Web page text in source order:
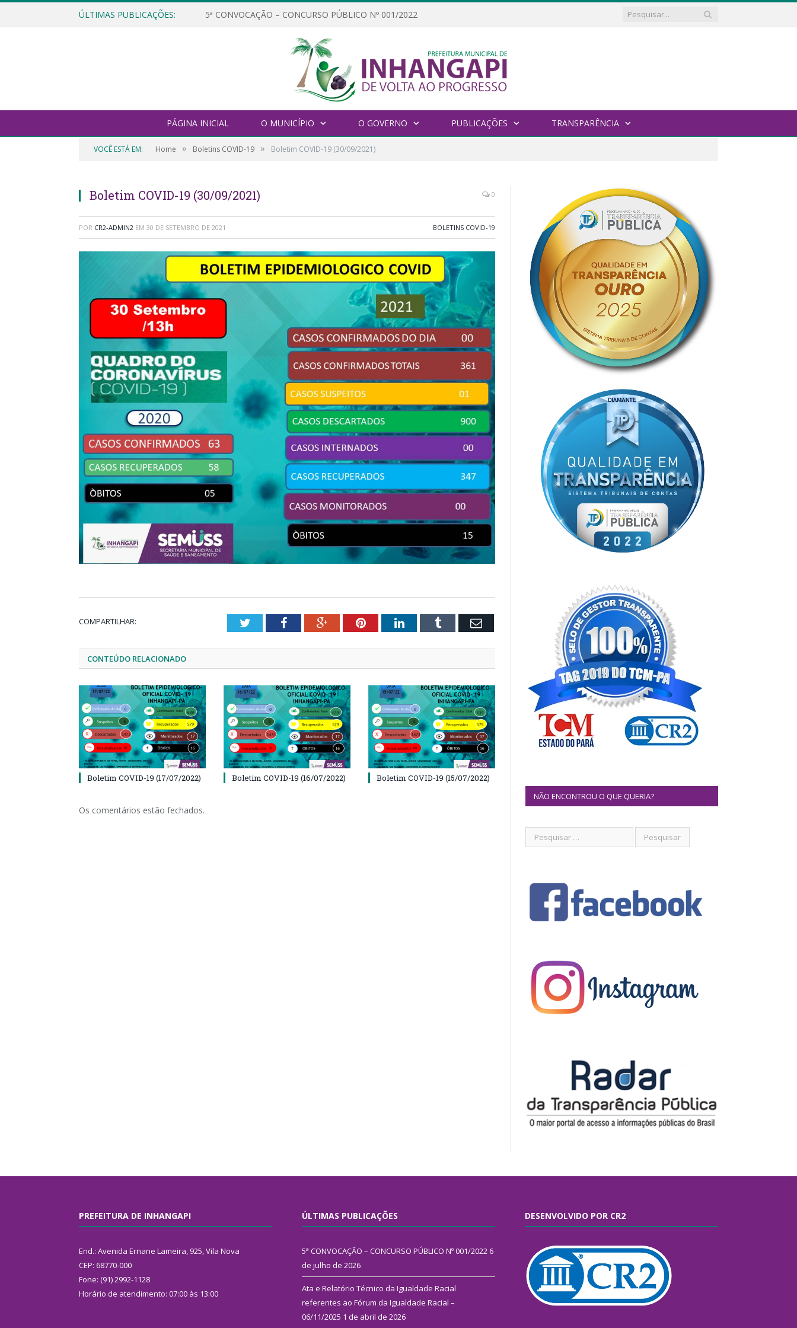
ÚLTIMAS PUBLICAÇÕES: 5ª CONVOCAÇÃO – CONCURSO PÚBLICO Nº 001/2022
PÁGINA INICIAL O MUNICÍPIO O GOVERNO PUBLICAÇÕES TRANSPARÊNCIA
VOCÊ ESTÁ EM: Home » Boletins COVID-19 » Boletim COVID-19 (30/09/2021)
Boletim COVID-19 (30/09/2021) 0
POR CR2-ADMIN2 EM 30 DE SETEMBRO DE 2021 BOLETINS COVID-19
COMPARTILHAR: TwitterFacebookGoogle+PinterestLinkedInTumblr Email
CONTEÚDO RELACIONADO
Boletim COVID-19 (17/07/2022) Boletim COVID-19 (16/07/2022) Boletim COVID-19 (15/07/2022)
Os comentários estão fechados.
NÃO ENCONTROU O QUE QUERIA?
PREFEITURA DE INHANGAPI
End.: Avenida Ernane Lameira, 925, Vila Nova
CEP: 68770-000
Fone: (91) 2992-1128
Horário de atendimento: 07:00 às 13:00
ÚLTIMAS PUBLICAÇÕES
5ª CONVOCAÇÃO – CONCURSO PÚBLICO Nº 001/2022 6
de julho de 2026
Ata e Relatório Técnico da Igualdade Racial
referentes ao Fórum da Igualdade Racial –
06/11/2025 1 de abril de 2026
DESENVOLVIDO POR CR2